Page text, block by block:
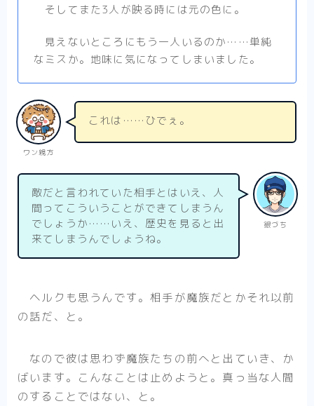
そしてまた3人が映る時には元の色に。
見えないところにもう一人いるのか……単純
なミスか。地味に気になってしまいました。
ワン親方
これは……ひでぇ。
銀づち
敵だと言われていた相手とはいえ、人
間ってこういうことができてしまうん
でしょうか……いえ、歴史を見ると出
来てしまうんでしょうね。
ヘルクも思うんです。相手が魔族だとかそれ以前
の話だ、と。
なので彼は思わず魔族たちの前へと出ていき、か
ばいます。こんなことは止めようと。真っ当な人間
のすることではない、と。